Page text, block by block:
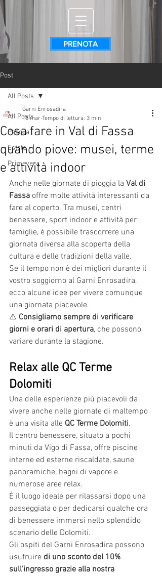
PRENOTA
Post
All Posts
Pasqua
Estate
Primavera
All Posts
Cosa fare in Val di Fassa
quando piove: musei, terme
e attività indoor
Garni Enrosadira
18 mar Tempo di lettura: 3 min
Anche nelle giornate di pioggia la Val di
Fassa offre molte attività interessanti da
fare al coperto. Tra musei, centri
benessere, sport indoor e attività per
famiglie, è possibile trascorrere una
giornata diversa alla scoperta della
cultura e delle tradizioni della valle.
Se il tempo non è dei migliori durante il
vostro soggiorno al Garni Enrosadira,
ecco alcune idee per vivere comunque
una giornata piacevole.
⚠️ Consigliamo sempre di verificare
giorni e orari di apertura, che possono
variare durante la stagione.
Relax alle QC Terme
Dolomiti
Una delle esperienze più piacevoli da
vivere anche nelle giornate di maltempo
è una visita alle QC Terme Dolomiti.
Il centro benessere, situato a pochi
minuti da Vigo di Fassa, offre piscine
interne ed esterne riscaldate, saune
panoramiche, bagni di vapore e
numerose aree relax.
È il luogo ideale per rilassarsi dopo una
passeggiata o per dedicarsi qualche ora
di benessere immersi nello splendido
scenario delle Dolomiti.
Gli ospiti del Garni Enrosadira possono
usufruire di uno sconto del 10%
sull’ingresso grazie alla nostra